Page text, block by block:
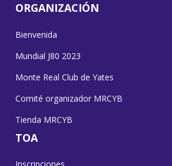
ORGANIZACIÓN
Bienvenida
Mundial J80 2023
Monte Real Club de Yates
Comité organizador MRCYB
Tienda MRCYB
TOA